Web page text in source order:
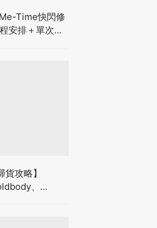
Time快閃修
安排＋單次收
貨攻略】
、